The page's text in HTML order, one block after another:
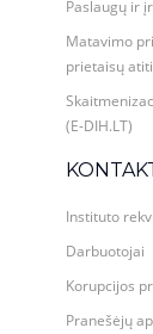
Paslaugų ir
Matavimo
prietaisų
(E-DIH.LT)
Instituto
Darbuotojai
Korupcijos
Pranešėjų